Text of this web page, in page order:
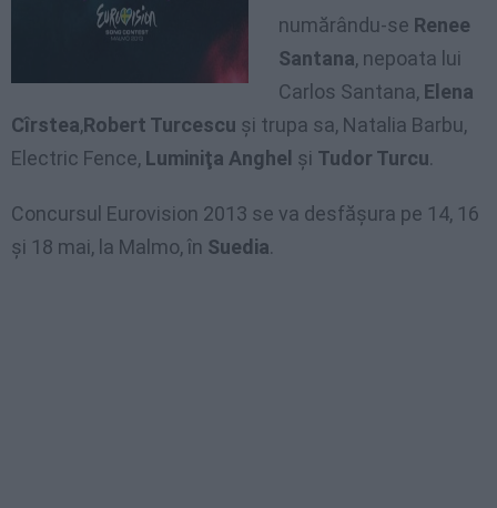
numărându-se Renee
Santana, nepoata lui
Carlos Santana, Elena
Cîrstea,Robert Turcescu şi trupa sa, Natalia Barbu,
Electric Fence, Luminiţa Anghel şi Tudor Turcu.
Concursul Eurovision 2013 se va desfăşura pe 14, 16
şi 18 mai, la Malmo, în Suedia.